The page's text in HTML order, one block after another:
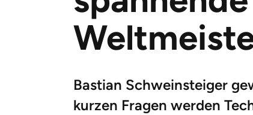
Bastian Schweinsteiger
kurzen Fragen werden